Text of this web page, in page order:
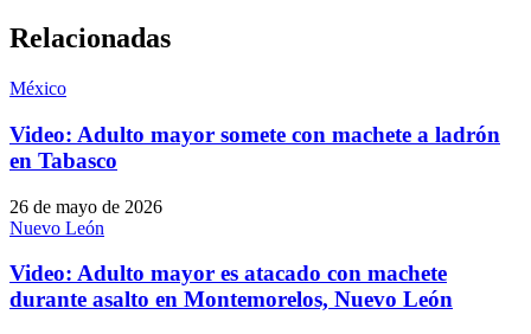
Relacionadas
México
Video: Adulto mayor somete con machete a ladrón
en Tabasco
26 de mayo de 2026
Nuevo León
Video: Adulto mayor es atacado con machete
durante asalto en Montemorelos, Nuevo León